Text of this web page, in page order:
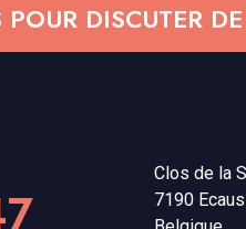
DISCUTER
Clos de la
7190